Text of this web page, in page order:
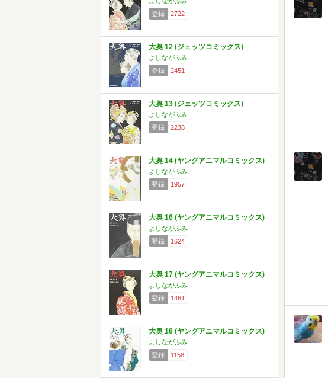
登録
2722
大奥 12 (ジェッツコミックス)
よしながふみ
登録
2451
大奥 13 (ジェッツコミックス)
よしながふみ
登録
2238
大奥 14 (ヤングアニマルコミックス)
よしながふみ
登録
1957
大奥 16 (ヤングアニマルコミックス)
よしながふみ
登録
1624
大奥 17 (ヤングアニマルコミックス)
よしながふみ
登録
1461
大奥 18 (ヤングアニマルコミックス)
よしながふみ
登録
1158